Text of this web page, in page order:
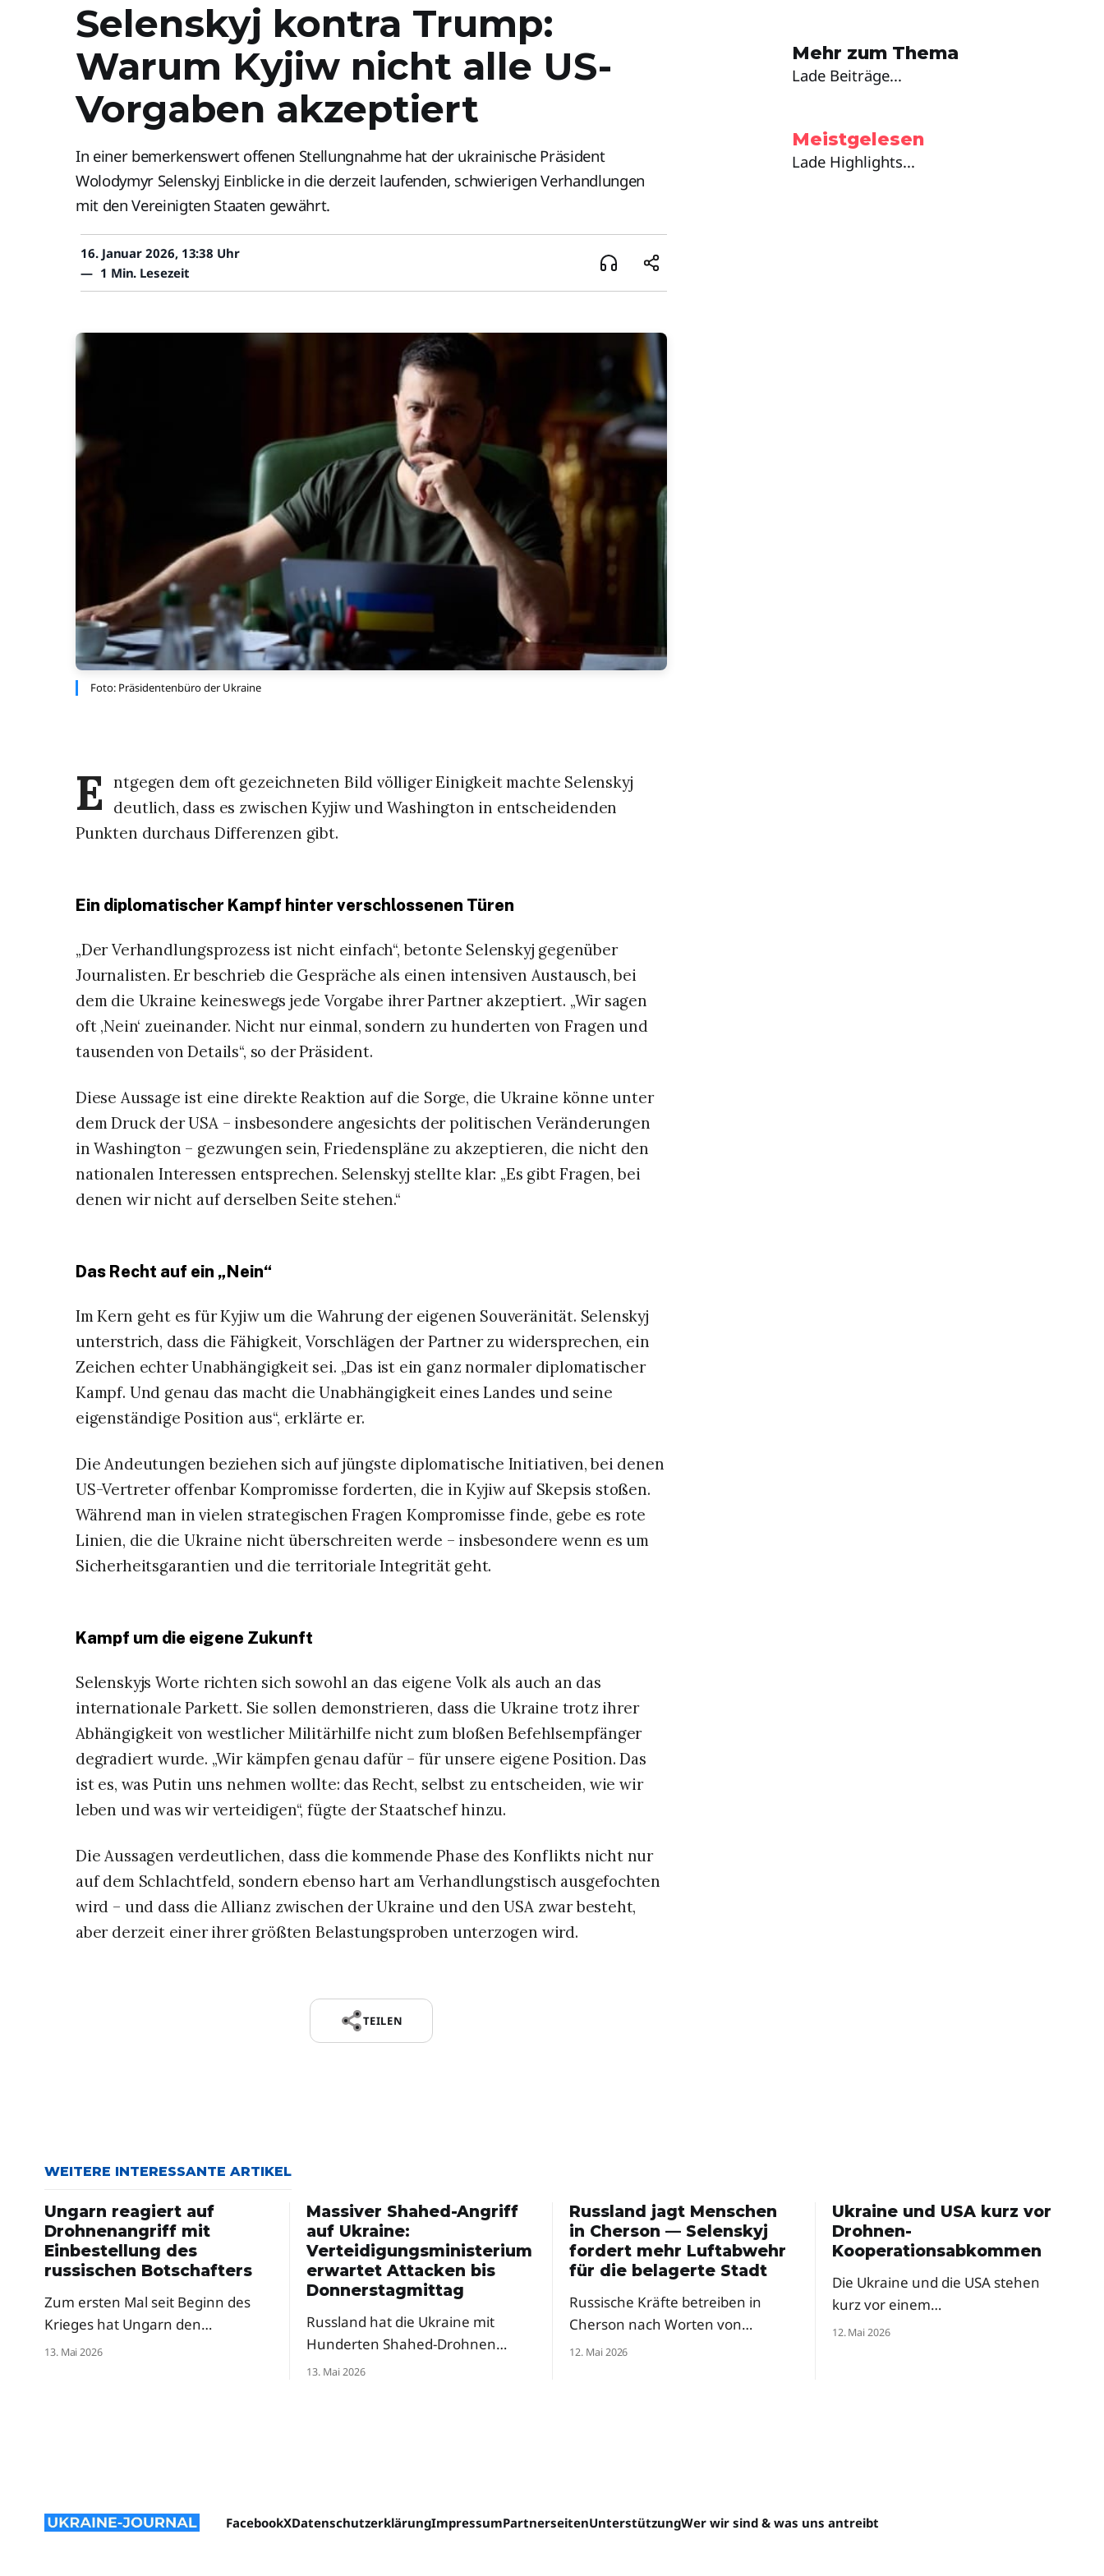
Mehr zum Thema
Lade Beiträge...
Meistgelesen
Lade Highlights...
Selenskyj kontra Trump:
Warum Kyjiw nicht alle US-
Vorgaben akzeptiert
In einer bemerkenswert offenen Stellungnahme hat der ukrainische Präsident
Wolodymyr Selenskyj Einblicke in die derzeit laufenden, schwierigen Verhandlungen
mit den Vereinigten Staaten gewährt.
16. Januar 2026, 13:38 Uhr
— 1 Min. Lesezeit
Foto: Präsidentenbüro der Ukraine
E ntgegen dem oft gezeichneten Bild völliger Einigkeit machte Selenskyj
deutlich, dass es zwischen Kyjiw und Washington in entscheidenden
Punkten durchaus Differenzen gibt.
​Ein diplomatischer Kampf hinter verschlossenen Türen
​„Der Verhandlungsprozess ist nicht einfach“, betonte Selenskyj gegenüber
Journalisten. Er beschrieb die Gespräche als einen intensiven Austausch, bei
dem die Ukraine keineswegs jede Vorgabe ihrer Partner akzeptiert. „Wir sagen
oft ‚Nein‘ zueinander. Nicht nur einmal, sondern zu hunderten von Fragen und
tausenden von Details“, so der Präsident.
​Diese Aussage ist eine direkte Reaktion auf die Sorge, die Ukraine könne unter
dem Druck der USA – insbesondere angesichts der politischen Veränderungen
in Washington – gezwungen sein, Friedenspläne zu akzeptieren, die nicht den
nationalen Interessen entsprechen. Selenskyj stellte klar: „Es gibt Fragen, bei
denen wir nicht auf derselben Seite stehen.“
​Das Recht auf ein „Nein“
​Im Kern geht es für Kyjiw um die Wahrung der eigenen Souveränität. Selenskyj
unterstrich, dass die Fähigkeit, Vorschlägen der Partner zu widersprechen, ein
Zeichen echter Unabhängigkeit sei. „Das ist ein ganz normaler diplomatischer
Kampf. Und genau das macht die Unabhängigkeit eines Landes und seine
eigenständige Position aus“, erklärte er.
​Die Andeutungen beziehen sich auf jüngste diplomatische Initiativen, bei denen
US-Vertreter offenbar Kompromisse forderten, die in Kyjiw auf Skepsis stoßen.
Während man in vielen strategischen Fragen Kompromisse finde, gebe es rote
Linien, die die Ukraine nicht überschreiten werde – insbesondere wenn es um
Sicherheitsgarantien und die territoriale Integrität geht.
​Kampf um die eigene Zukunft
​Selenskyjs Worte richten sich sowohl an das eigene Volk als auch an das
internationale Parkett. Sie sollen demonstrieren, dass die Ukraine trotz ihrer
Abhängigkeit von westlicher Militärhilfe nicht zum bloßen Befehlsempfänger
degradiert wurde. „Wir kämpfen genau dafür – für unsere eigene Position. Das
ist es, was Putin uns nehmen wollte: das Recht, selbst zu entscheiden, wie wir
leben und was wir verteidigen“, fügte der Staatschef hinzu.
​Die Aussagen verdeutlichen, dass die kommende Phase des Konflikts nicht nur
auf dem Schlachtfeld, sondern ebenso hart am Verhandlungstisch ausgefochten
wird – und dass die Allianz zwischen der Ukraine und den USA zwar besteht,
aber derzeit einer ihrer größten Belastungsproben unterzogen wird.
TEILEN
WEITERE INTERESSANTE ARTIKEL
Ungarn reagiert auf
Drohnenangriff mit
Einbestellung des
russischen Botschafters
Zum ersten Mal seit Beginn des
Krieges hat Ungarn den
russischen Botschafter einbestellt
13. Mai 2026
Massiver Shahed-Angriff
auf Ukraine:
Verteidigungsministerium
erwartet Attacken bis
Donnerstagmittag
Russland hat die Ukraine mit
Hunderten Shahed-Drohnen
attackiert – und ein Ende ist nicht
13. Mai 2026
Russland jagt Menschen
in Cherson — Selenskyj
fordert mehr Luftabwehr
für die belagerte Stadt
Russische Kräfte betreiben in
Cherson nach Worten von
Präsident Selenskyj eine
12. Mai 2026
Ukraine und USA kurz vor
Drohnen-
Kooperationsabkommen
Die Ukraine und die USA stehen
kurz vor einem
Rüstungsabkommen zur
12. Mai 2026
FacebookXDatenschutzerklärungImpressumPartnerseitenUnterstützungWer wir sind & was uns antreibt